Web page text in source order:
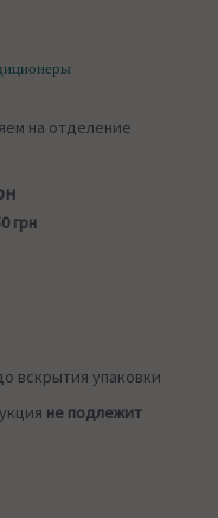
на отделение
грн
вскрытия упаковки
не подлежит